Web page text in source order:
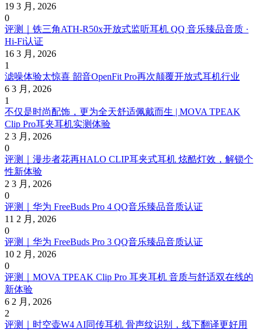
19 3 月, 2026
0
评测｜铁三角ATH-R50x开放式监听耳机 QQ 音乐臻品音质 ·
Hi-Fi认证
16 3 月, 2026
1
滤噪体验太惊喜 韶音OpenFit Pro再次颠覆开放式耳机行业
6 3 月, 2026
1
不仅是时尚配饰，更为全天舒适佩戴而生 | MOVA TPEAK
Clip Pro耳夹耳机实测体验
2 3 月, 2026
0
评测｜漫步者花再HALO CLIP耳夹式耳机 炫酷灯效，解锁个
性新体验
2 3 月, 2026
0
评测｜华为 FreeBuds Pro 4 QQ音乐臻品音质认证
11 2 月, 2026
0
评测｜华为 FreeBuds Pro 3 QQ音乐臻品音质认证
10 2 月, 2026
0
评测｜MOVA TPEAK Clip Pro 耳夹耳机 音质与舒适双在线的
新体验
6 2 月, 2026
2
评测｜时空壶W4 AI同传耳机 骨声纹识别，线下翻译更好用